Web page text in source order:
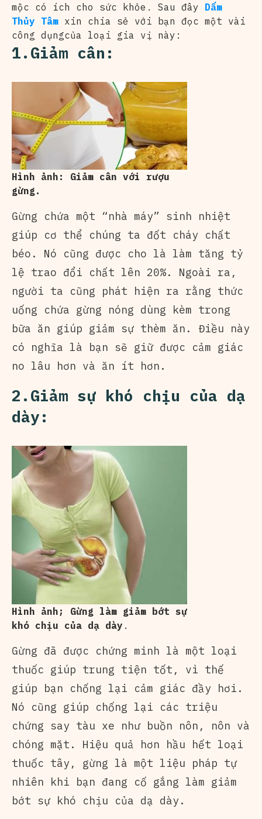
mộc có ích cho sức khỏe. Sau đây Dấm
Thủy Tâm xin chia sẻ với bạn đọc một vài
công dụngcủa loại gia vị này:
1.Giảm cân:
Hình ảnh: Giảm cân với rượu
gừng.
Gừng chứa một “nhà máy” sinh nhiệt
giúp cơ thể chúng ta đốt cháy chất
béo. Nó cũng được cho là làm tăng tỷ
lệ trao đổi chất lên 20%. Ngoài ra,
người ta cũng phát hiện ra rằng thức
uống chứa gừng nóng dùng kèm trong
bữa ăn giúp giảm sự thèm ăn. Điều này
có nghĩa là bạn sẽ giữ được cảm giác
no lâu hơn và ăn ít hơn.
2.Giảm sự khó chịu của dạ
dày:
Hình ảnh; Gừng làm giảm bớt sự
khó chịu của dạ dày .
Gừng đã được chứng minh là một loại
thuốc giúp trung tiện tốt, vì thế
giúp bạn chống lại cảm giác đầy hơi.
Nó cũng giúp chống lại các triệu
chứng say tàu xe như buồn nôn, nôn và
chóng mặt. Hiệu quả hơn hầu hết loại
thuốc tây, gừng là một liệu pháp tự
nhiên khi bạn đang cố gắng làm giảm
bớt sự khó chịu của dạ dày.